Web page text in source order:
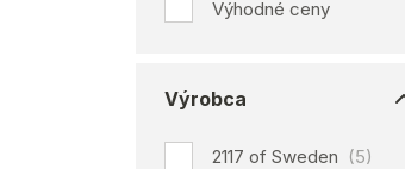
Výhodné ceny
Výrobca
2117 of Sweden (5)